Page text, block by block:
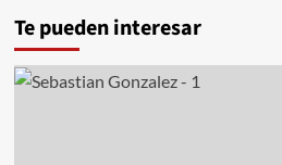
Te pueden interesar